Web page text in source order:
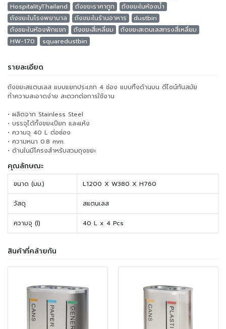
HospitalityThailand
ถังขยะราคาถูก
ถังขยะในห้องน้ำ
ถังขยะในโรงพยาบาล
ถังขยะในร้านอาหาร
dustbin
ถังขยะในห้องพักแขก
ถังขยะสี่เหลี่ยม
ถังขยะสเตนเลสทรงสี่เหลี่ยม
HW-170
squaredustbin
รายละเอียด
ถังขยะสแตนเลส แบบแยกประเภท 4 ช่อง แบบทิ้งด้านบน ดีไซน์ทันสมัย
ทำความสะอาดง่าย สะดวกต่อการใช้งาน
• ผลิตจาก Stainless Steel
• บรรจุได้ทั้งขยะเปียก และแห้ง
• ความจุ 40 L ต่อช่อง
• ความหนา 0.8 mm.
• ด้านในมีโครงสำหรับสวมถุงขยะ
คุณลักษณะ
ขนาด (มม.) L1200 X W380 X H760
วัสดุ สแตนเลส
ความจุ (l) 40 L x 4 Pcs
สินค้าที่คล้ายกัน